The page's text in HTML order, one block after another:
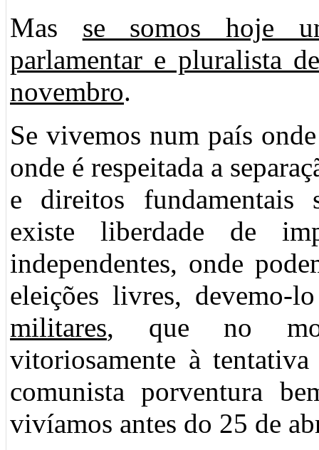
Mas se somos hoje
parlamentar e pluralista
novembro.
Se vivemos num país
onde é respeitada a
e direitos fundamentais
existe liberdade de
independentes, onde
eleições livres, devemo-
militares, que no
vitoriosamente à
comunista porventura
vivíamos antes do 25 de